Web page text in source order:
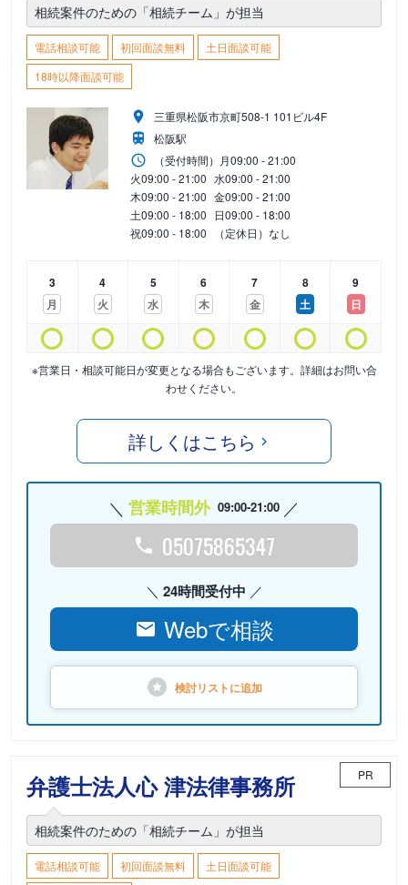
相続案件のための「相続チーム」が担当
電話相談可能 初回面談無料
土日面談可能
18時以降面談可能
三重県松阪市京町508-1 101ビル4F
松阪駅
（受付時間） 月09:00 - 21:00
火09:00 - 21:00 水09:00 - 21:00
木09:00 - 21:00 金09:00 - 21:00
土09:00 - 18:00 日09:00 - 18:00
祝09:00 - 18:00 （定休日）なし
3
月
4
火
5
水
6
木
7
金
8
土
9
日
※営業日・相談可能日が変更となる場合もございます。詳細はお問い合
わせください。
詳しくはこちら
営業時間外 09:00-21:00
05075865347
24時間受付中
Webで相談
検討リストに追加
弁護士法人心 津法律事務所 PR
相続案件のための「相続チーム」が担当
電話相談可能 初回面談無料 土日面談可能